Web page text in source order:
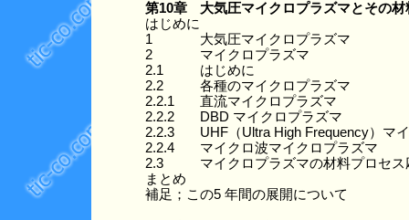
第10章
大気圧マイクロプラズマとその
はじめに
1
大気圧マイクロプラズマ
2
マイクロプラズマ
2.1
はじめに
2.2
各種のマイクロプラズマ
2.2.1
直流マイクロプラズマ
2.2.2
DBD マイクロプラズマ
2.2.3
UHF（Ultra High Frequency）マ
2.2.4
マイクロ波マイクロプラズマ
2.3
マイクロプラズマの材料プロセス
まとめ
補足；この5 年間の展開について